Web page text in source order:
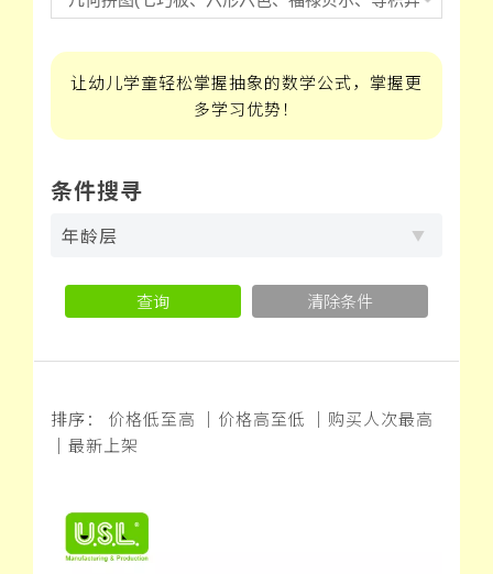
让幼儿学童轻松掌握抽象的数学公式，掌握更
多学习优势！
条件搜寻
年龄层
查询 清除条件
排序： 价格低至高 ｜ 价格高至低 ｜ 购买人次最高
｜ 最新上架